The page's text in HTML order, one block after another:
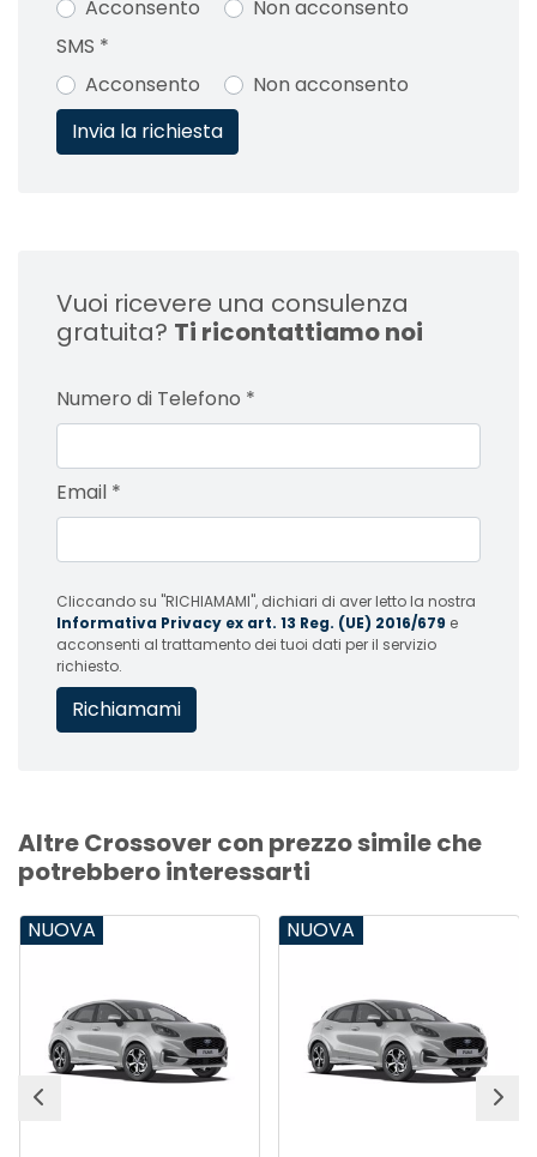
Acconsento
Non acconsento
SMS *
Acconsento
Non acconsento
Vuoi ricevere una consulenza
gratuita? Ti ricontattiamo noi
Numero di Telefono *
Email *
Cliccando su "RICHIAMAMI", dichiari di aver letto la nostra
Informativa Privacy ex art. 13 Reg. (UE) 2016/679 e
acconsenti al trattamento dei tuoi dati per il servizio
richiesto.
Altre Crossover con prezzo simile che
potrebbero interessarti
NUOVA NUOVA